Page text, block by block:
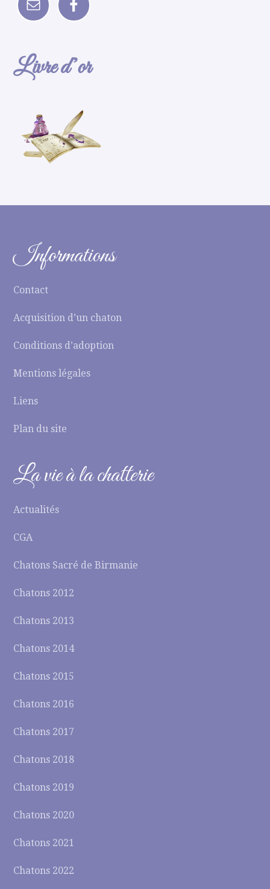
Livre d’or
Informations
Contact
Acquisition d’un chaton
Conditions d’adoption
Mentions légales
Liens
Plan du site
La vie à la chatterie
Actualités
CGA
Chatons Sacré de Birmanie
Chatons 2012
Chatons 2013
Chatons 2014
Chatons 2015
Chatons 2016
Chatons 2017
Chatons 2018
Chatons 2019
Chatons 2020
Chatons 2021
Chatons 2022